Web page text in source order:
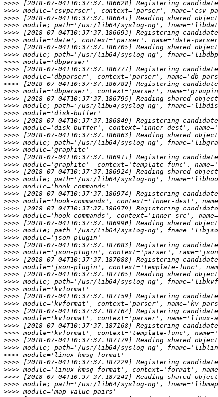
>>>>
>>>>
>>>>
>>>>
>>>>
>>>>
>>>>
>>>>
>>>>
>>>>
>>>>
>>>>
>>>>
>>>>
>>>>
>>>>
>>>>
>>>>
>>>>
>>>>
>>>>
>>>>
>>>>
>>>>
>>>>
>>>>
>>>>
>>>>
>>>>
>>>>
>>>>
>>>>
>>>>
>>>>
>>>>
>>>>
>>>>
>>>>
>>>>
>>>>
>>>>
>>>>
>>>>
>>>>
>>>>
>>>>
>>>>
>>>>
>>>>
>>>>
>>>>
>>>>
>>>>
>>>>